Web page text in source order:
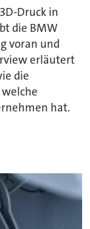
Druck in
die BMW
voran und
erläutert
die
hat.